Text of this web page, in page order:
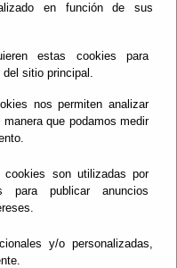
en función de sus
estas cookies para
sitio principal.
nos permiten analizar
que podamos medir
cookies son utilizadas por
para publicar anuncios
y/o personalizadas,